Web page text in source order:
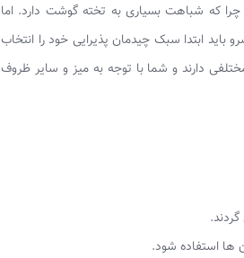
که شباهت بسیاری به تخته گوشت دارد. اما
ابتدا سبک چیدمان پذیرایی خود را انتخاب
دارند و شما با توجه به میز و سایر ظروف
ها استفاده شود.